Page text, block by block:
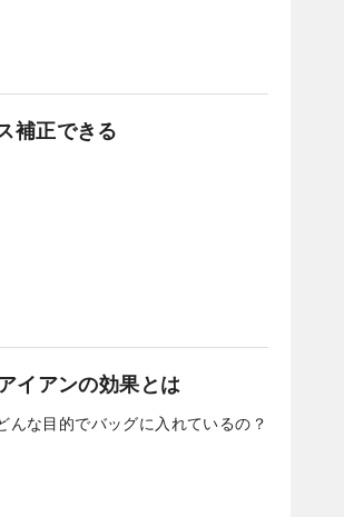
補正できる
イアンの効果とは
んな目的でバッグに入れているの？